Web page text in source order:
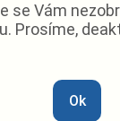
řidiče v
Zahrádkář v
Vyšetřování
se Vám
Prosíme,
Ok